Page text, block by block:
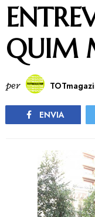
QUIM
per
ENVIA